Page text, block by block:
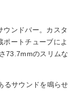
ウンドバー。カスタ
ポートチューブによ
73.7mmのスリムな
るサウンドを鳴らせ